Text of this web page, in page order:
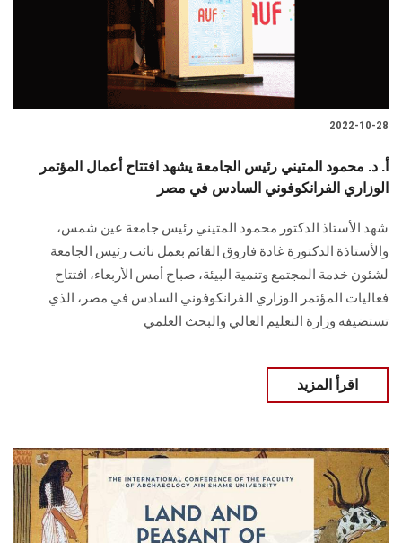
2022-10-28
أ. د. محمود المتيني رئيس الجامعة يشهد افتتاح أعمال المؤتمر
الوزاري الفرانكوفوني السادس في مصر
شهد الأستاذ الدكتور محمود المتيني رئيس جامعة عين شمس،
والأستاذة الدكتورة غادة فاروق القائم بعمل نائب رئيس الجامعة
لشئون خدمة المجتمع وتنمية البيئة، صباح أمس الأربعاء، افتتاح
فعاليات المؤتمر الوزاري الفرانكوفوني السادس في مصر، الذي
تستضيفه وزارة التعليم العالي والبحث العلمي
اقرأ المزيد